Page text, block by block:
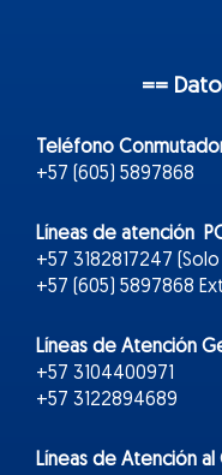
==
Teléfono
+57 (605) 5897868
Líneas de atención
+57 3182817247
+57 (605) 5897868
Líneas de Atención
+57 3104400971
+57 3122894689
Líneas de Atención al